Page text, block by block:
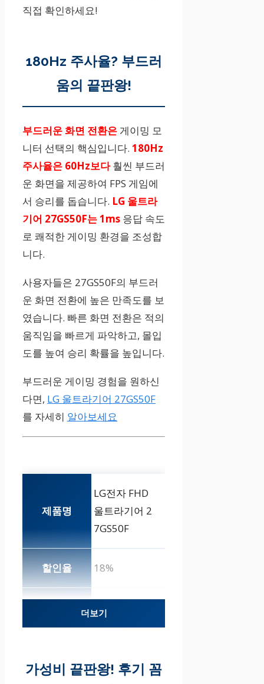
직접 확인하세요!
180Hz 주사율? 부드러
움의 끝판왕!
부드러운 화면 전환은 게이밍 모
니터 선택의 핵심입니다. 180Hz
주사율은 60Hz보다훨씬 부드러
운 화면을 제공하여 FPS 게임에
서 승리를 돕습니다. LG 울트라
기어 27GS50F는 1ms 응답 속도
로 쾌적한 게이밍 환경을 조성합
니다.
사용자들은 27GS50F의 부드러
운 화면 전환에 높은 만족도를 보
였습니다. 빠른 화면 전환은 적의
움직임을 빠르게 파악하고, 몰입
도를 높여 승리 확률을 높입니다.
부드러운 게이밍 경험을 원하신
다면, LG 울트라기어 27GS50F
를 자세히 알아보세요
LG전자 FHD
울트라기어 2
7GS50F
18%
219,000원
더보기
가성비 끝판왕! 후기 꼼